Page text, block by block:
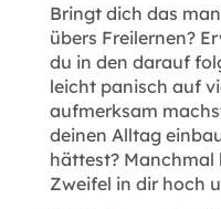
Bringt dich das
übers Freilernen?
du in den darauf
leicht panisch auf
aufmerksam
deinen Alltag
hättest? Manchmal
Zweifel in dir hoch